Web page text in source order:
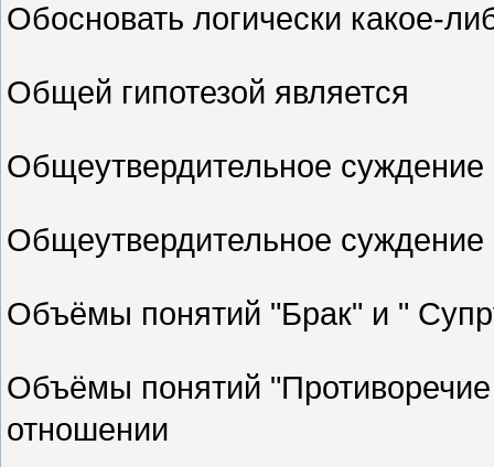
Обосновать логически какое-
Общей гипотезой является
Общеутвердительное
Общеутвердительное
Объёмы понятий "Брак" и "
Объёмы понятий
отношении